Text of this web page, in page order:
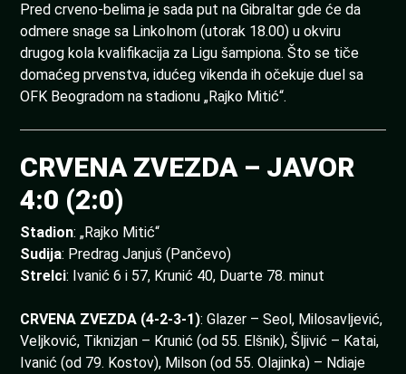
Pred crveno-belima je sada put na Gibraltar gde će da
odmere snage sa Linkolnom (utorak 18.00) u okviru
drugog kola kvalifikacija za Ligu šampiona. Što se tiče
domaćeg prvenstva, idućeg vikenda ih očekuje duel sa
OFK Beogradom na stadionu „Rajko Mitić“.
CRVENA ZVEZDA – JAVOR
4:0 (2:0)
Stadion: „Rajko Mitić“
Sudija: Predrag Janjuš (Pančevo)
Strelci: Ivanić 6 i 57, Krunić 40, Duarte 78. minut
CRVENA ZVEZDA (4-2-3-1): Glazer – Seol, Milosavljević,
Veljković, Tiknizjan – Krunić (od 55. Elšnik), Šljivić – Katai,
Ivanić (od 79. Kostov), Milson (od 55. Olajinka) – Ndiaje